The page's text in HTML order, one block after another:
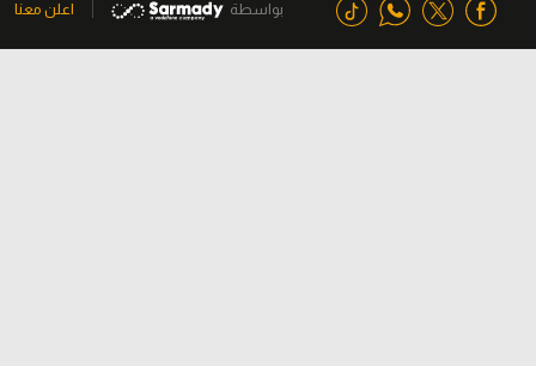
بواسطة اعلن معنا